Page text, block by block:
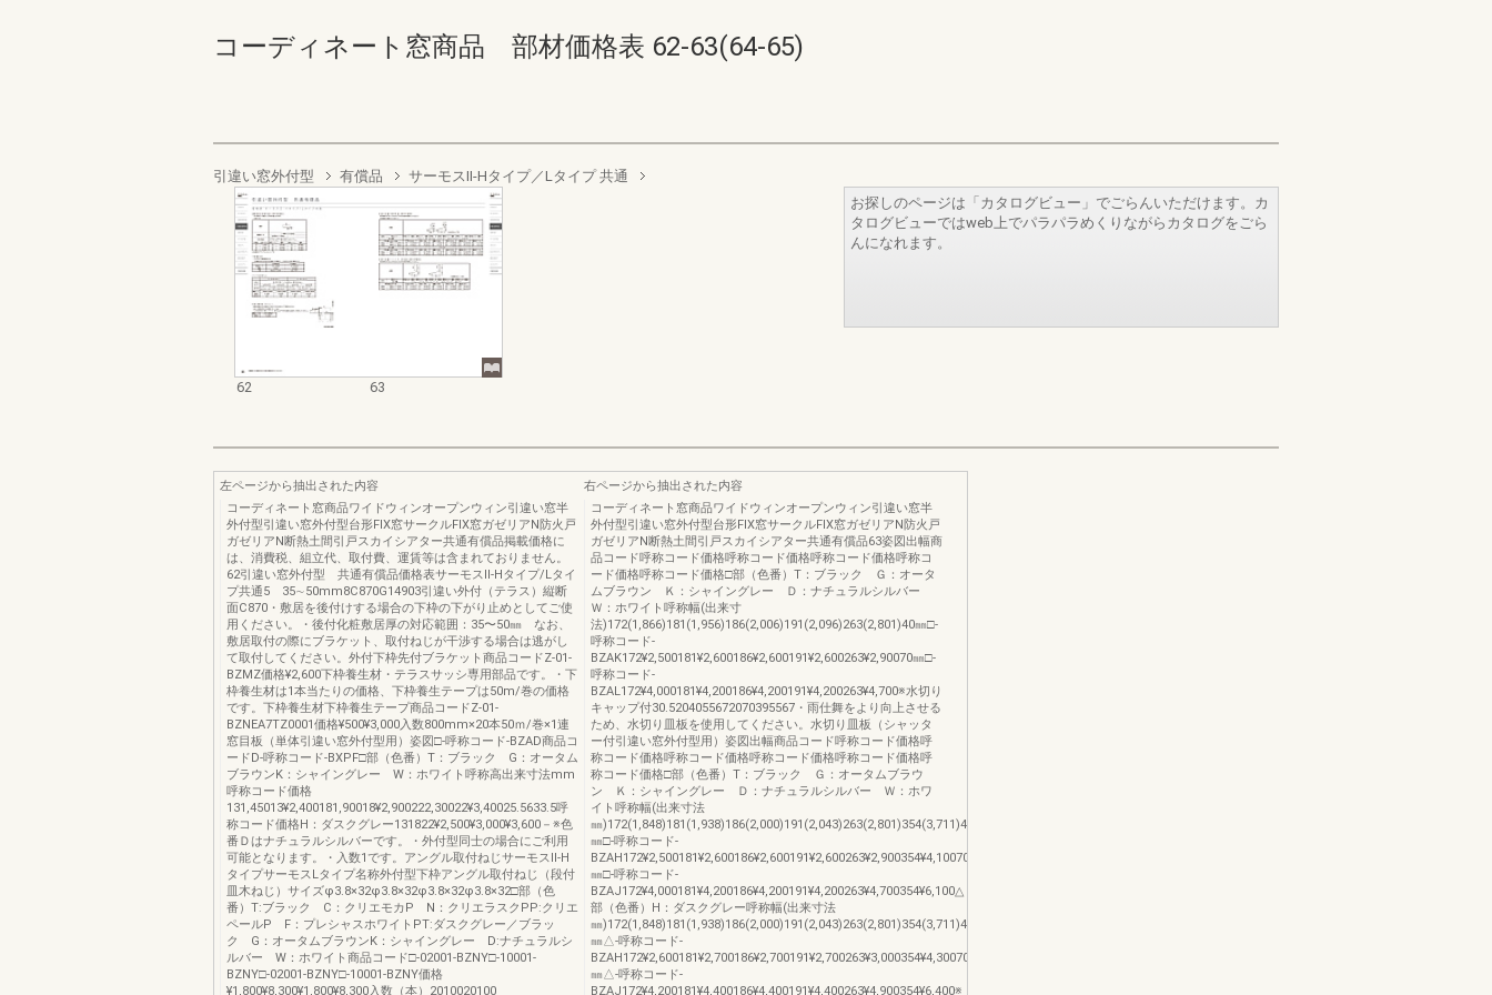
コーディネート窓商品 部材価格表 62-63(64-65)
引違い窓外付型 有償品 サーモスII-Hタイプ／Lタイプ 共通
62 63
お探しのページは「カタログビュー」でごらんいただけます。カ
タログビューではweb上でパラパラめくりながらカタログをごら
んになれます。
左ページから抽出された内容
コーディネート窓商品ワイドウィンオープンウィン引違い窓半
外付型引違い窓外付型台形FIX窓サークルFIX窓ガゼリアN防火戸
ガゼリアN断熱土間引戸スカイシアター共通有償品掲載価格に
は、消費税、組立代、取付費、運賃等は含まれておりません。
62引違い窓外付型 共通有償品価格表サーモスⅡ-Hタイプ/Lタイ
プ共通5 35∼50mm8C870G14903引違い外付（テラス）縦断
面C870・敷居を後付けする場合の下枠の下がり止めとしてご使
用ください。・後付化粧敷居厚の対応範囲：35〜50㎜ なお、
敷居取付の際にブラケット、取付ねじが干渉する場合は逃がし
て取付してください。外付下枠先付ブラケット商品コードZ-01-
BZMZ価格¥2,600下枠養生材・テラスサッシ専用部品です。・下
枠養生材は1本当たりの価格、下枠養生テープは50m/巻の価格
です。下枠養生材下枠養生テープ商品コードZ-01-
BZNEA7TZ0001価格¥500¥3,000入数800mm×20本50ｍ/巻×1連
窓目板（単体引違い窓外付型用）姿図□-呼称コード-BZAD商品コ
ードD-呼称コード-BXPF□部（色番）T：ブラック G：オータム
ブラウンK：シャイングレー W：ホワイト呼称高出来寸法mm
呼称コード価格
131,45013¥2,400181,90018¥2,900222,30022¥3,40025.5633.5呼
称コード価格H：ダスクグレー131822¥2,500¥3,000¥3,600－※色
番Ｄはナチュラルシルバーです。・外付型同士の場合にご利用
可能となります。・入数1です。アングル取付ねじサーモスⅡ-H
タイプサーモスLタイプ名称外付型下枠アングル取付ねじ（段付
皿木ねじ）サイズφ3.8×32φ3.8×32φ3.8×32φ3.8×32□部（色
番）T:ブラック C：クリエモカP N：クリエラスクPP:クリエ
ペールP F：プレシャスホワイトPT:ダスクグレー／ブラッ
ク G：オータムブラウンK：シャイングレー D:ナチュラルシ
ルバー W：ホワイト商品コード□-02001-BZNY□-10001-
BZNY□-02001-BZNY□-10001-BZNY価格
¥1,800¥8,300¥1,800¥8,300入数（本）2010020100
右ページから抽出された内容
コーディネート窓商品ワイドウィンオープンウィン引違い窓半
外付型引違い窓外付型台形FIX窓サークルFIX窓ガゼリアN防火戸
ガゼリアN断熱土間引戸スカイシアター共通有償品63姿図出幅商
品コード呼称コード価格呼称コード価格呼称コード価格呼称コ
ード価格呼称コード価格□部（色番）T：ブラック Ｇ：オータ
ムブラウン Ｋ：シャイングレー Ｄ：ナチュラルシルバー
Ｗ：ホワイト呼称幅(出来寸
法)172(1,866)181(1,956)186(2,006)191(2,096)263(2,801)40㎜□-
呼称コード-
BZAK172¥2,500181¥2,600186¥2,600191¥2,600263¥2,90070㎜□-
呼称コード-
BZAL172¥4,000181¥4,200186¥4,200191¥4,200263¥4,700※水切り
キャップ付30.5204055672070395567・雨仕舞をより向上させる
ため、水切り皿板を使用してください。水切り皿板（シャッタ
ー付引違い窓外付型用）姿図出幅商品コード呼称コード価格呼
称コード価格呼称コード価格呼称コード価格呼称コード価格呼
称コード価格□部（色番）T：ブラック Ｇ：オータムブラウ
ン Ｋ：シャイングレー Ｄ：ナチュラルシルバー Ｗ：ホワ
イト呼称幅(出来寸法
㎜)172(1,848)181(1,938)186(2,000)191(2,043)263(2,801)354(3,711)40
㎜□-呼称コード-
BZAH172¥2,500181¥2,600186¥2,600191¥2,600263¥2,900354¥4,10070
㎜□-呼称コード-
BZAJ172¥4,000181¥4,200186¥4,200191¥4,200263¥4,700354¥6,100△
部（色番）H：ダスクグレー呼称幅(出来寸法
㎜)172(1,848)181(1,938)186(2,000)191(2,043)263(2,801)354(3,711)40
㎜△-呼称コード-
BZAH172¥2,600181¥2,700186¥2,700191¥2,700263¥3,000354¥4,30070
㎜△-呼称コード-
BZAJ172¥4,200181¥4,400186¥4,400191¥4,400263¥4,900354¥6,400※